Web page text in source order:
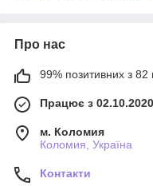
Про нас
99% позитивних з 82
Працює з 02.10.2020
м. Коломия
Коломия, Україна
Контакти